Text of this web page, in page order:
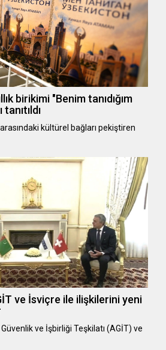
birikimi "Benim tanıdığım
kültürel bağları pekiştiren
ve İsviçre ile ilişkilerini yeni
ve İşbirliği Teşkilatı (AGİT) ve